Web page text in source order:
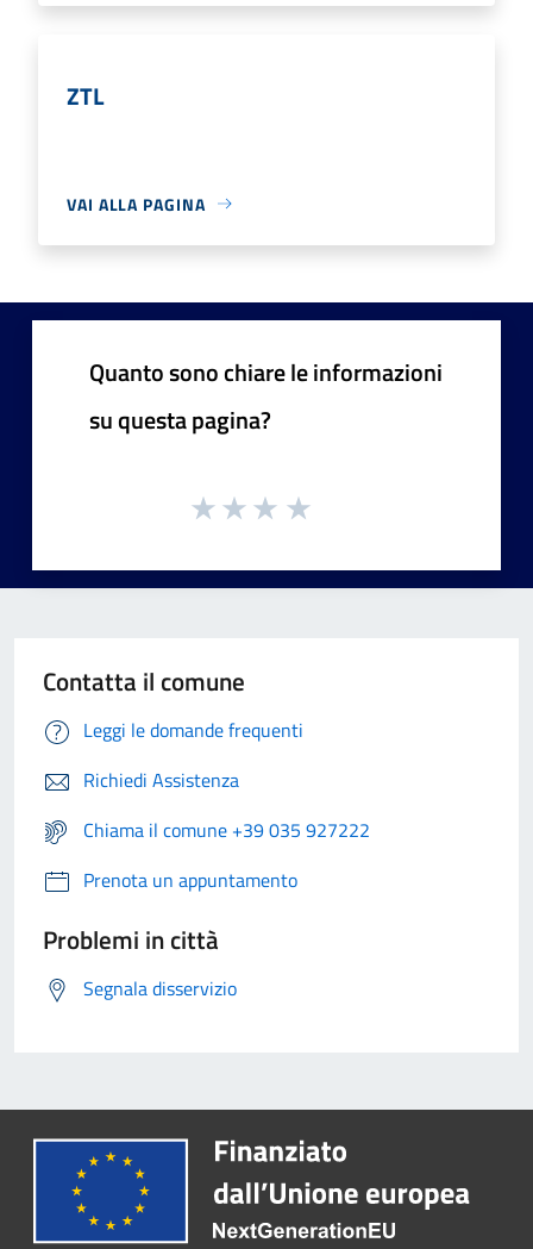
ZTL
VAI ALLA PAGINA
Quanto sono chiare le informazioni
su questa pagina?
Contatta il comune
Leggi le domande frequenti
Richiedi Assistenza
Chiama il comune +39 035 927222
Prenota un appuntamento
Problemi in città
Segnala disservizio